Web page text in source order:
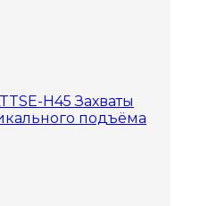
H45 Захваты
подъёма